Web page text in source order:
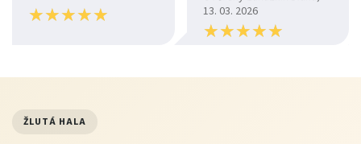
★★★★★
★★★★★
13. 03. 2026
★★★★★
★★★★★
ŽLUTÁ HALA